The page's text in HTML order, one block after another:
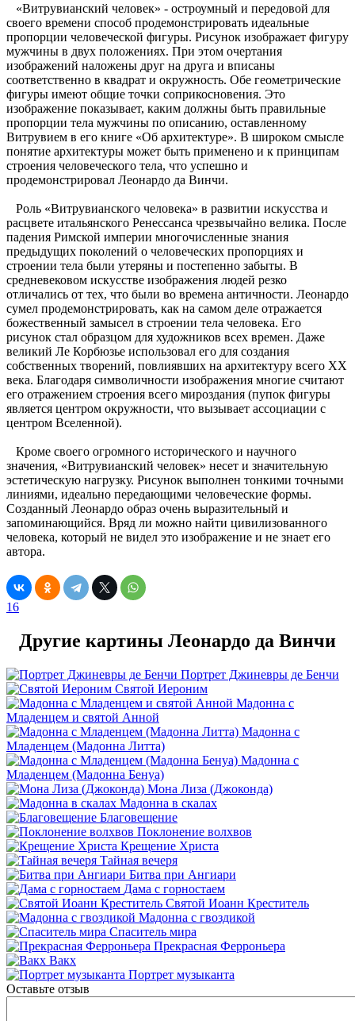
«Витрувианский человек» - остроумный и передовой для
своего времени способ продемонстрировать идеальные
пропорции человеческой фигуры. Рисунок изображает фигуру
мужчины в двух положениях. При этом очертания
изображений наложены друг на друга и вписаны
соответственно в квадрат и окружность. Обе геометрические
фигуры имеют общие точки соприкосновения. Это
изображение показывает, каким должны быть правильные
пропорции тела мужчины по описанию, оставленному
Витрувием в его книге «Об архитектуре». В широком смысле
понятие архитектуры может быть применено и к принципам
строения человеческого тела, что успешно и
продемонстрировал Леонардо да Винчи.
Роль «Витрувианского человека» в развитии искусства и
расцвете итальянского Ренессанса чрезвычайно велика. После
падения Римской империи многочисленные знания
предыдущих поколений о человеческих пропорциях и
строении тела были утеряны и постепенно забыты. В
средневековом искусстве изображения людей резко
отличались от тех, что были во времена античности. Леонардо
сумел продемонстрировать, как на самом деле отражается
божественный замысел в строении тела человека. Его
рисунок стал образцом для художников всех времен. Даже
великий Ле Корбюзье использовал его для создания
собственных творений, повлиявших на архитектуру всего XX
века. Благодаря символичности изображения многие считают
его отражением строения всего мироздания (пупок фигуры
является центром окружности, что вызывает ассоциации с
центром Вселенной).
Кроме своего огромного исторического и научного
значения, «Витрувианский человек» несет и значительную
эстетическую нагрузку. Рисунок выполнен тонкими точными
линиями, идеально передающими человеческие формы.
Созданный Леонардо образ очень выразительный и
запоминающийся. Вряд ли можно найти цивилизованного
человека, который не видел это изображение и не знает его
автора.
16
Другие картины Леонардо да Винчи
Портрет Джиневры де Бенчи
Святой Иероним
Мадонна с
Младенцем и святой Анной
Мадонна с
Младенцем (Мадонна Литта)
Мадонна с
Младенцем (Мадонна Бенуа)
Мона Лиза (Джоконда)
Мадонна в скалах
Благовещение
Поклонение волхвов
Крещение Христа
Тайная вечеря
Битва при Ангиари
Дама с горностаем
Святой Иоанн Креститель
Мадонна с гвоздикой
Спаситель мира
Прекрасная Ферроньера
Вакх
Портрет музыканта
Оставьте отзыв